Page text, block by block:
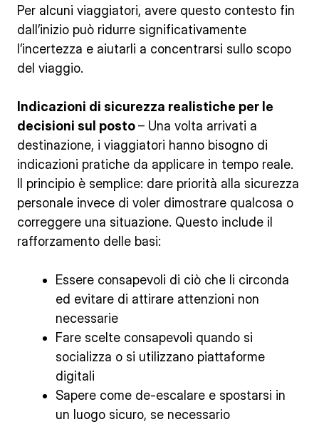
Per alcuni viaggiatori, avere questo contesto fin
dall’inizio può ridurre significativamente
l’incertezza e aiutarli a concentrarsi sullo scopo
del viaggio.
Indicazioni di sicurezza realistiche per le
decisioni sul posto– Una volta arrivati a
destinazione, i viaggiatori hanno bisogno di
indicazioni pratiche da applicare in tempo reale.
Il principio è semplice: dare priorità alla sicurezza
personale invece di voler dimostrare qualcosa o
correggere una situazione. Questo include il
rafforzamento delle basi:
Essere consapevoli di ciò che li circonda
ed evitare di attirare attenzioni non
necessarie
Fare scelte consapevoli quando si
socializza o si utilizzano piattaforme
digitali
Sapere come de-escalare e spostarsi in
un luogo sicuro, se necessario